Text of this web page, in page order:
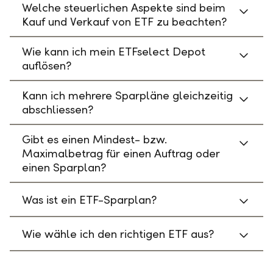
Welche steuerlichen Aspekte sind beim
Kauf und Verkauf von ETF zu beachten?
Wie kann ich mein ETFselect Depot
auflösen?
Kann ich mehrere Sparpläne gleichzeitig
abschliessen?
Gibt es einen Mindest- bzw.
Maximalbetrag für einen Auftrag oder
einen Sparplan?
Was ist ein ETF-Sparplan?
Wie wähle ich den richtigen ETF aus?